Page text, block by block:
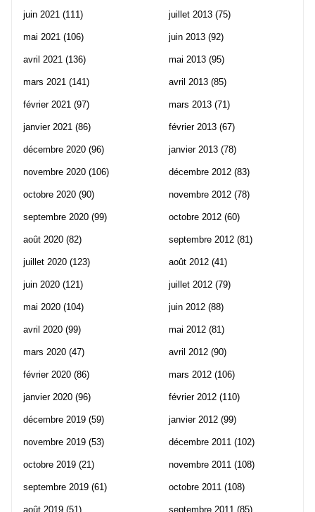
juin 2021 (111)
mai 2021 (106)
avril 2021 (136)
mars 2021 (141)
février 2021 (97)
janvier 2021 (86)
décembre 2020 (96)
novembre 2020 (106)
octobre 2020 (90)
septembre 2020 (99)
août 2020 (82)
juillet 2020 (123)
juin 2020 (121)
mai 2020 (104)
avril 2020 (99)
mars 2020 (47)
février 2020 (86)
janvier 2020 (96)
décembre 2019 (59)
novembre 2019 (53)
octobre 2019 (21)
septembre 2019 (61)
août 2019 (51)
juillet 2013 (75)
juin 2013 (92)
mai 2013 (95)
avril 2013 (85)
mars 2013 (71)
février 2013 (67)
janvier 2013 (78)
décembre 2012 (83)
novembre 2012 (78)
octobre 2012 (60)
septembre 2012 (81)
août 2012 (41)
juillet 2012 (79)
juin 2012 (88)
mai 2012 (81)
avril 2012 (90)
mars 2012 (106)
février 2012 (110)
janvier 2012 (99)
décembre 2011 (102)
novembre 2011 (108)
octobre 2011 (108)
septembre 2011 (85)